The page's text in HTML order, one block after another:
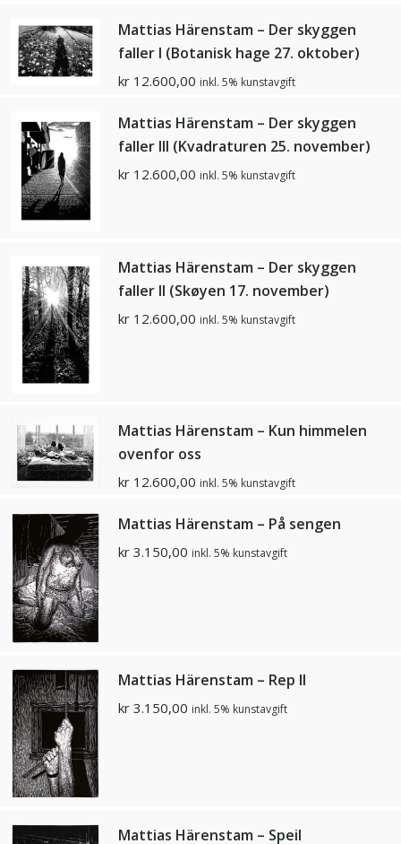
Mattias Härenstam – Der skyggen
faller I (Botanisk hage 27. oktober)
kr 12.600,00 inkl. 5% kunstavgift
Mattias Härenstam – Der skyggen
faller III (Kvadraturen 25. november)
kr 12.600,00 inkl. 5% kunstavgift
Mattias Härenstam – Der skyggen
faller II (Skøyen 17. november)
kr 12.600,00 inkl. 5% kunstavgift
Mattias Härenstam – Kun himmelen
ovenfor oss
kr 12.600,00 inkl. 5% kunstavgift
Mattias Härenstam – På sengen
kr 3.150,00 inkl. 5% kunstavgift
Mattias Härenstam – Rep II
kr 3.150,00 inkl. 5% kunstavgift
Mattias Härenstam – Speil